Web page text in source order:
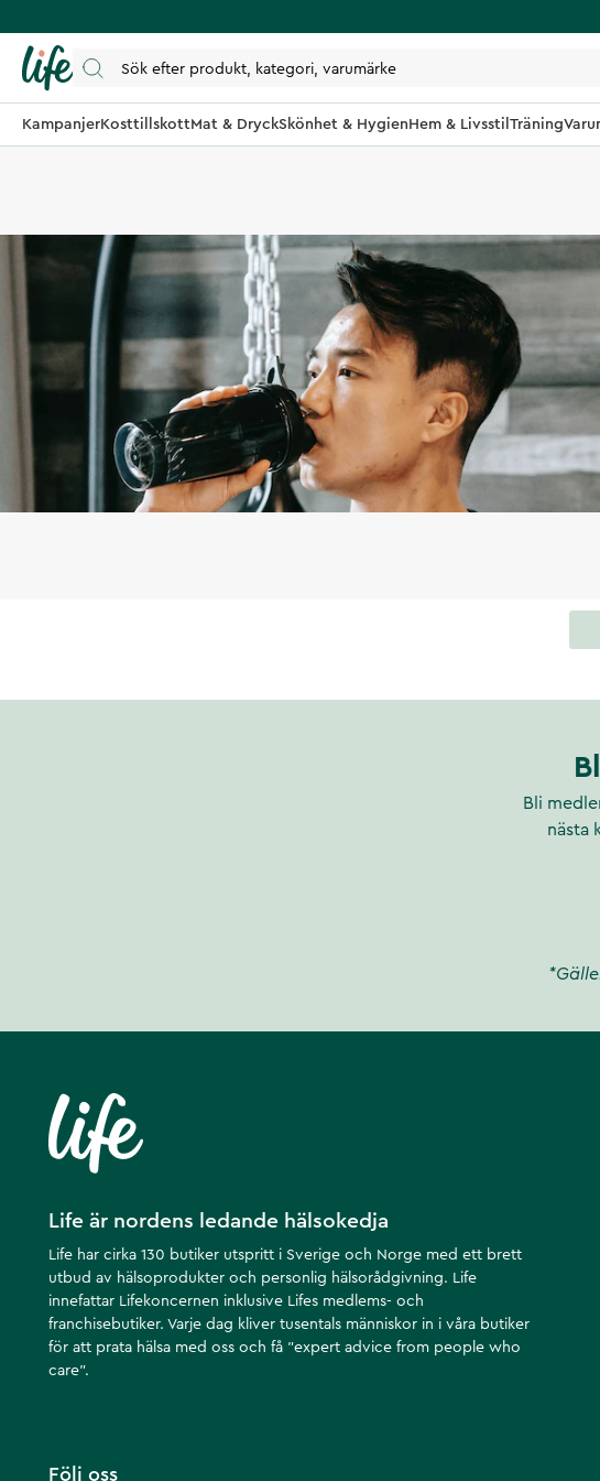
KampanjerKosttillskottMat & DryckSkönhet & HygienHem & Livsstil Träning
Bli
nästa
Life är nordens ledande hälsokedja
Life har cirka 130 butiker utspritt i Sverige och Norge med ett brett
utbud av hälsoprodukter och personlig hälsorådgivning. Life
innefattar Lifekoncernen inklusive Lifes medlems- och
franchisebutiker. Varje dag kliver tusentals människor in i våra butiker
för att prata hälsa med oss och få ”expert advice from people who
care”.
Följ oss